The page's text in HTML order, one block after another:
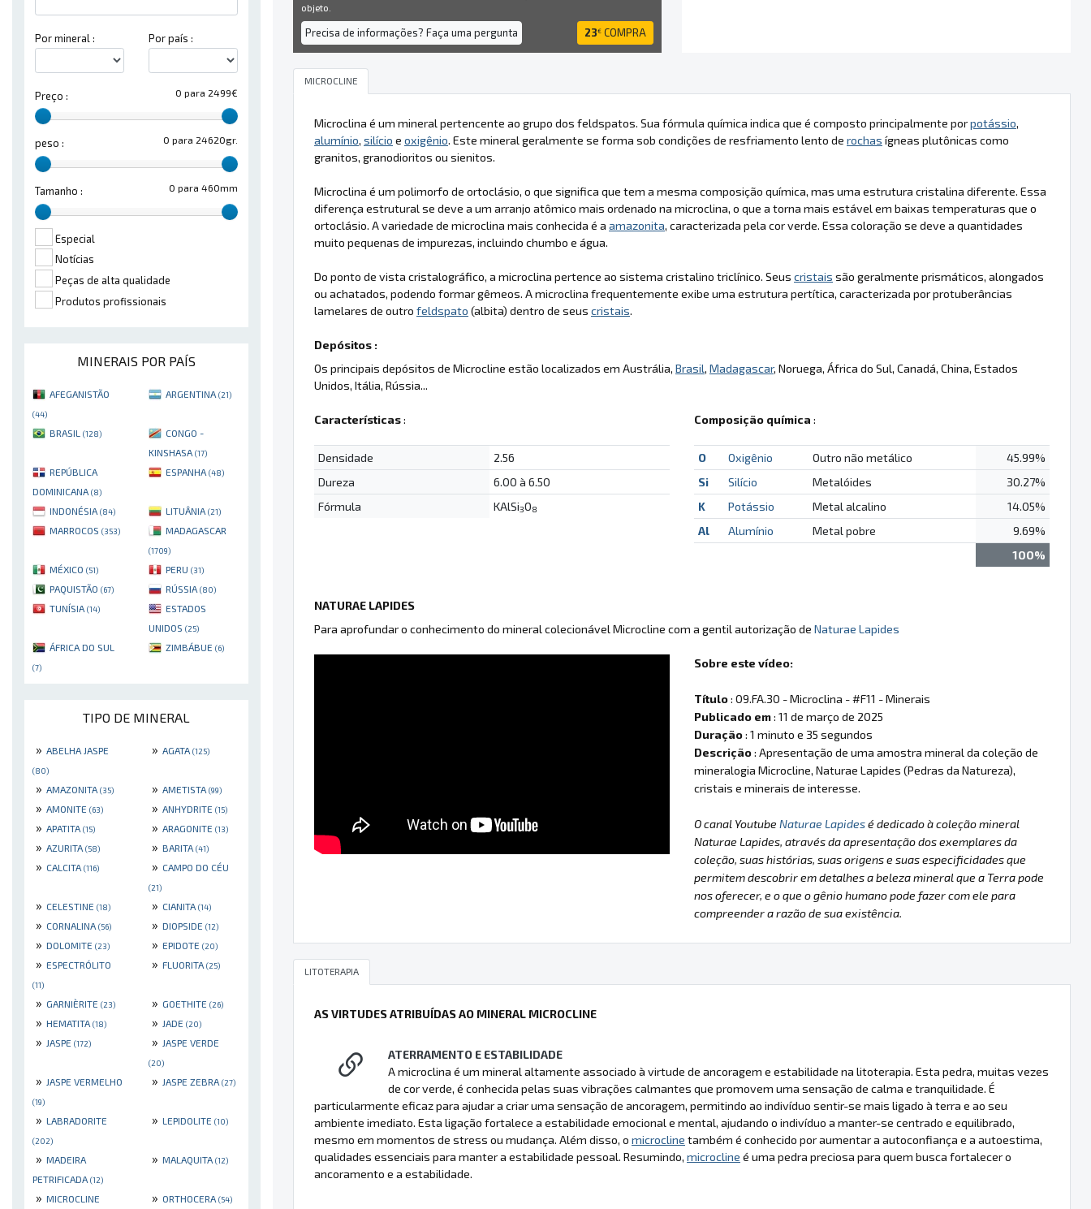
Por mineral : Por país :
0 para 2499€
Preço :
0 para 24620gr.
peso :
0 para 460mm
Tamanho :
Especial
Notícias
Peças de alta qualidade
Produtos profissionais
MINERAIS POR PAÍS
AFEGANISTÃO
(44)
ARGENTINA (21)
BRASIL (128)
CONGO -
KINSHASA (17)
REPÚBLICA
DOMINICANA (8)
ESPANHA (48)
INDONÉSIA (84) LITUÂNIA (21)
MARROCOS (353) MADAGASCAR
(1709)
MÉXICO (51) PERU (31)
PAQUISTÃO (67) RÚSSIA (80)
TUNÍSIA (14)
ESTADOS
UNIDOS (25)
ÁFRICA DO SUL
(7)
ZIMBÁBUE (6)
TIPO DE MINERAL
» ABELHA JASPE
(80)
» AGATA (125)
» AMAZONITA (35) » AMETISTA (99)
» AMONITE (63) » ANHYDRITE (15)
» APATITA (15) » ARAGONITE (13)
» AZURITA (58) » BARITA (41)
» CALCITA (116) » CAMPO DO CÉU
(21)
» CELESTINE (18) » CIANITA (14)
» CORNALINA (56) » DIOPSIDE (12)
» DOLOMITE (23) » EPIDOTE (20)
» ESPECTRÓLITO
(11)
» FLUORITA (25)
» GARNIÈRITE (23) » GOETHITE (26)
» HEMATITA (18) » JADE (20)
» JASPE (172) » JASPE VERDE
(20)
» JASPE VERMELHO
(19)
» JASPE ZEBRA (27)
» LABRADORITE
(202)
» LEPIDOLITE (10)
» MADEIRA
PETRIFICADA (12)
» MALAQUITA (12)
» MICROCLINE » ORTHOCERA (54)
objeto.
Precisa de informações? Faça uma pergunta 23€ COMPRA
MICROCLINE
Microclina é um mineral pertencente ao grupo dos feldspatos. Sua fórmula química indica que é composto principalmente porpotássio,
alumínio, silício e oxigênio. Este mineral geralmente se forma sob condições de resfriamento lento de rochas ígneas plutônicas como
granitos, granodioritos ou sienitos.
Microclina é um polimorfo de ortoclásio, o que significa que tem a mesma composição química, mas uma estrutura cristalina diferente. Essa
diferença estrutural se deve a um arranjo atômico mais ordenado na microclina, o que a torna mais estável em baixas temperaturas que o
ortoclásio. A variedade de microclina mais conhecida é a amazonita, caracterizada pela cor verde. Essa coloração se deve a quantidades
muito pequenas de impurezas, incluindo chumbo e água.
Do ponto de vista cristalográfico, a microclina pertence ao sistema cristalino triclínico. Seus cristais são geralmente prismáticos, alongados
ou achatados, podendo formar gêmeos. A microclina frequentemente exibe uma estrutura pertítica, caracterizada por protuberâncias
lamelares de outro feldspato (albita) dentro de seus cristais.
Depósitos :
Os principais depósitos de Microcline estão localizados em Austrália, Brasil, Madagascar, Noruega, África do Sul, Canadá, China, Estados
Unidos, Itália, Rússia...
Características:
Densidade
2.56
Dureza
6.00 à 6.50
Fórmula
KAlSi3O8
Composição química :
O Oxigênio Outro não metálico
45.99%
Si
Silício Metalóides
30.27%
K
Potássio Metal alcalino
14.05%
Al
Alumínio Metal pobre
9.69%
100%
NATURAE LAPIDES
Para aprofundar o conhecimento do mineral colecionável Microcline com a gentil autorização de Naturae Lapides
Sobre este vídeo:
Título: 09.FA.30 - Microclina - #F11 - Minerais
Publicado em: 11 de março de 2025
Duração: 1 minuto e 35 segundos
Descrição: Apresentação de uma amostra mineral da coleção de
mineralogia Microcline, Naturae Lapides (Pedras da Natureza),
cristais e minerais de interesse.
O canal Youtube Naturae Lapidesé dedicado à coleção mineral
Naturae Lapides, através da apresentação dos exemplares da
coleção, suas histórias, suas origens e suas especificidades que
permitem descobrir em detalhes a beleza mineral que a Terra pode
nos oferecer, e o que o gênio humano pode fazer com ele para
compreender a razão de sua existência.
LITOTERAPIA
AS VIRTUDES ATRIBUÍDAS AO MINERAL MICROCLINE
ATERRAMENTO E ESTABILIDADE
A microclina é um mineral altamente associado à virtude de ancoragem e estabilidade na litoterapia. Esta pedra, muitas vezes
de cor verde, é conhecida pelas suas vibrações calmantes que promovem uma sensação de calma e tranquilidade. É
particularmente eficaz para ajudar a criar uma sensação de ancoragem, permitindo ao indivíduo sentir-se mais ligado à terra e ao seu
ambiente imediato. Esta ligação fortalece a estabilidade emocional e mental, ajudando o indivíduo a manter-se centrado e equilibrado,
mesmo em momentos de stress ou mudança. Além disso, o microcline também é conhecido por aumentar a autoconfiança e a autoestima,
qualidades essenciais para manter a estabilidade pessoal. Resumindo, microcline é uma pedra preciosa para quem busca fortalecer o
ancoramento e a estabilidade.